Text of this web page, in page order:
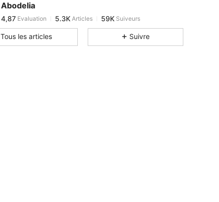
Abodelia
A***aest en train de naviguer
4,87 5.3K
59K
4,87
Tous les articles Suivre